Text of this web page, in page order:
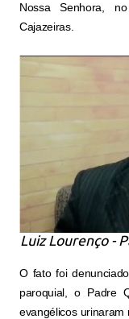
Nossa Senhora,
Cajazeiras.
Luiz Lourenço -
O fato foi
paroquial, o Padre
evangélicos